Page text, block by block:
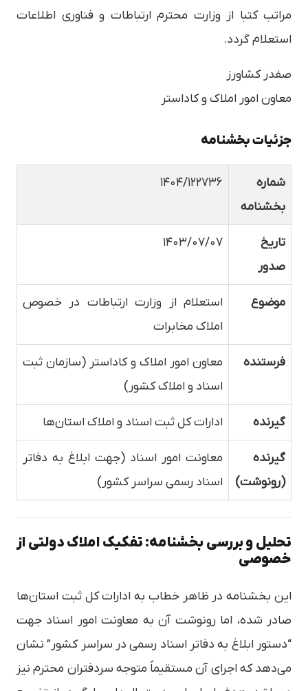
مراتب کتبا از وزارت محترم ارتباطات و فناوری اطلاعات
استعلام گردد.
صفدر کشاورز
معاون امور املاک و کاداستر
جزئیات بخشنامه
شماره
بخشنامه
۱۴۰۴/۱۲۲۷۳۶
تاریخ
صدور
۱۴۰۳/۰۷/۰۷
موضوع
استعلام از وزارت ارتباطات در خصوص
املاک مخابرات
فرستنده
معاون امور املاک و کاداستر (سازمان ثبت
اسناد و املاک کشور)
گیرنده ادارات کل ثبت اسناد و املاک استان‌ها
گیرنده
(رونوشت)
معاونت امور اسناد (جهت ابلاغ به دفاتر
اسناد رسمی سراسر کشور)
تحلیل و بررسی بخشنامه: تفکیک املاک دولتی از
خصوصی
این بخشنامه در ظاهر خطاب به ادارات کل ثبت استان‌ها
صادر شده، اما رونوشت آن به معاونت امور اسناد جهت
“دستور ابلاغ به دفاتر اسناد رسمی در سراسر کشور” نشان
می‌دهد که اجرای آن مستقیماً متوجه سردفتران محترم نیز